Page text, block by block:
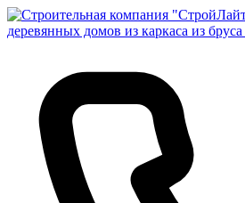
деревянных домов из каркаса из бруса